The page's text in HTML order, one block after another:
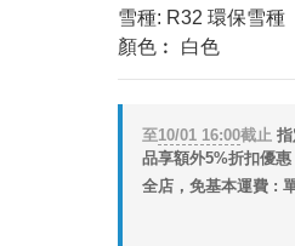
雪種: R32 環保雪種
顏色︰ 白色
至10/01 16:00截止指
品享額外5%折扣優
全店，免基本運費 :